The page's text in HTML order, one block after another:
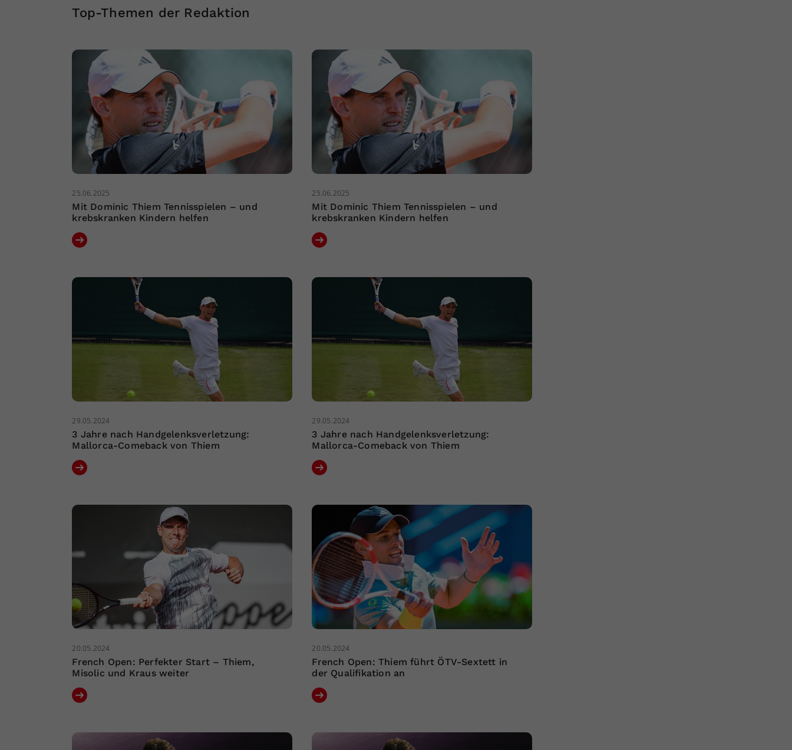
Top-Themen der Redaktion
25.06.2025
Mit Dominic Thiem Tennisspielen – und
krebskranken Kindern helfen
25.06.2025
Mit Dominic Thiem Tennisspielen – und
krebskranken Kindern helfen
29.05.2024
3 Jahre nach Handgelenksverletzung:
Mallorca-Comeback von Thiem
29.05.2024
3 Jahre nach Handgelenksverletzung:
Mallorca-Comeback von Thiem
20.05.2024
French Open: Perfekter Start – Thiem,
Misolic und Kraus weiter
20.05.2024
French Open: Thiem führt ÖTV-Sextett in
der Qualifikation an